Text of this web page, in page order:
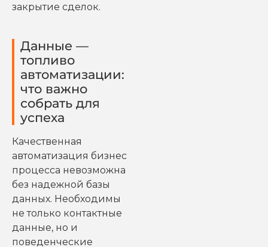
закрытие сделок.
Данные —
топливо
автоматизации:
что важно
собрать для
успеха
Качественная
автоматизация бизнес
процесса невозможна
без надежной базы
данных. Необходимы
не только контактные
данные, но и
поведенческие